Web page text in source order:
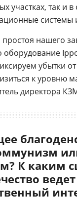
участках, так и
системы
простоя нашего
оборудование
убытки
к уровню
директора
К каким
ведет